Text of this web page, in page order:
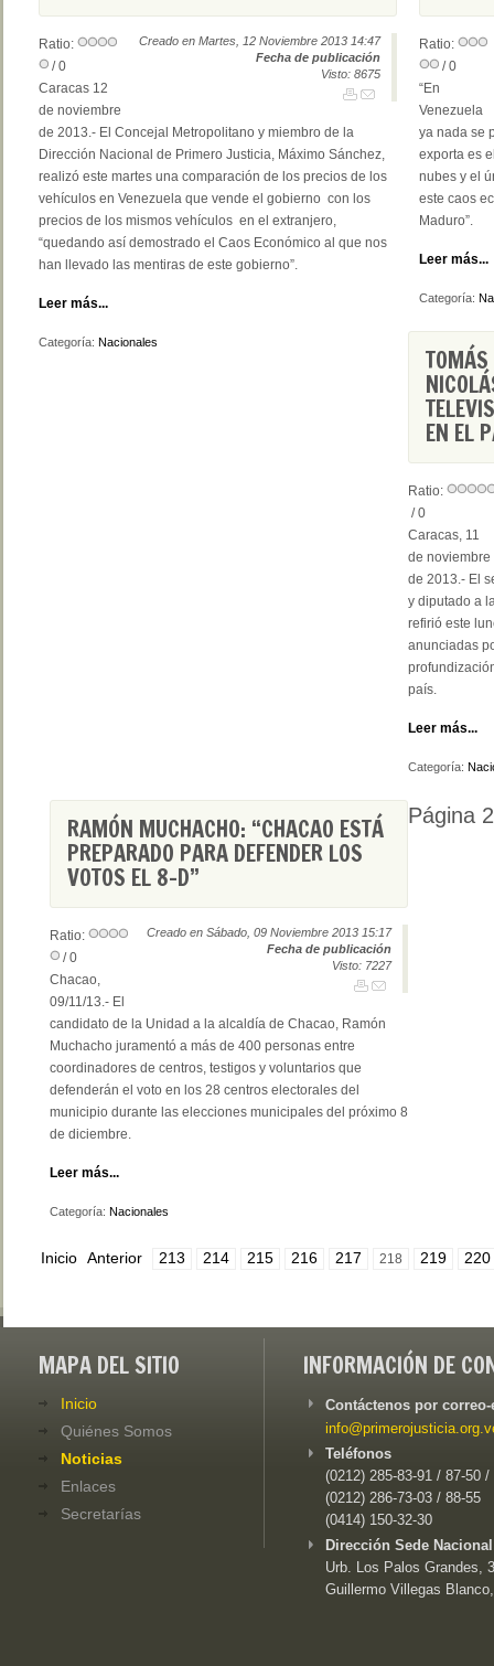
Creado en Martes, 12 Noviembre 2013 14:47
Fecha de publicación
Visto: 8675
Ratio:
/ 0
Caracas 12
de noviembre
de 2013.- El Concejal Metropolitano y miembro de la
Dirección Nacional de Primero Justicia, Máximo Sánchez,
realizó este martes una comparación de los precios de los
vehículos en Venezuela que vende el gobierno con los
precios de los mismos vehículos en el extranjero,
“quedando así demostrado el Caos Económico al que nos
han llevado las mentiras de este gobierno”.
Leer más...
Categoría: Nacionales
Ratio:
/ 0
“En
Venezuela
ya nada se
exporta es
nubes y el
este caos
Maduro”.
Leer más...
Categoría:
EN EL
Ratio:
/ 0
Caracas, 11
de noviembre
de 2013.- El
y diputado a
refirió este
anunciadas
país.
Leer más...
Categoría:
RAMÓN MUCHACHO: “CHACAO ESTÁ
PREPARADO PARA DEFENDER LOS
VOTOS EL 8-D”
Creado en Sábado, 09 Noviembre 2013 15:17
Fecha de publicación
Visto: 7227
Ratio:
/ 0
Chacao,
09/11/13.- El
candidato de la Unidad a la alcaldía de Chacao, Ramón
Muchacho juramentó a más de 400 personas entre
coordinadores de centros, testigos y voluntarios que
defenderán el voto en los 28 centros electorales del
municipio durante las elecciones municipales del próximo 8
de diciembre.
Leer más...
Categoría: Nacionales
Página
Inicio Anterior 213 214 215 216 217 218 219 220
MAPA DEL SITIO
Inicio
Quiénes Somos
Noticias
Enlaces
Secretarías
INFORMACIÓN DE
Contáctenos por
Teléfonos
(0212) 285-83-91 / 87-50 /
(0212) 286-73-03 / 88-55
(0414) 150-32-30
Dirección Sede
Urb. Los Palos Grandes,
Guillermo Villegas